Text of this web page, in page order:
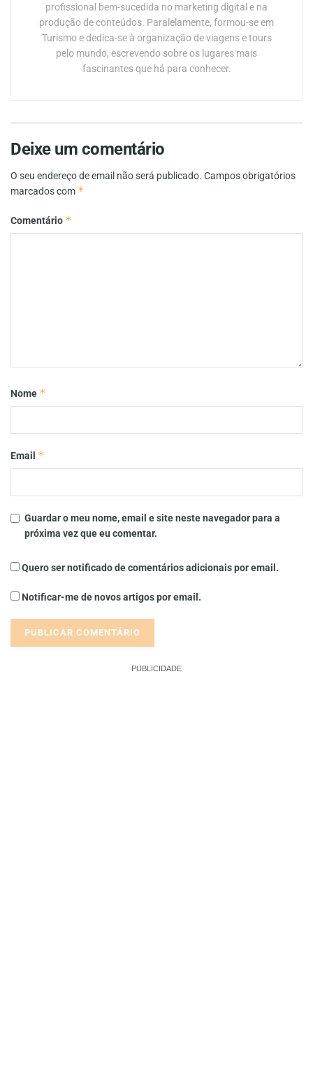
profissional bem-sucedida no marketing digital e na
produção de conteúdos. Paralelamente, formou-se em
Turismo e dedica-se à organização de viagens e tours
pelo mundo, escrevendo sobre os lugares mais
fascinantes que há para conhecer.
Deixe um comentário
O seu endereço de email não será publicado. Campos obrigatórios
marcados com *
Comentário *
Nome *
Email *
Guardar o meu nome, email e site neste navegador para a
próxima vez que eu comentar.
Quero ser notificado de comentários adicionais por email.
Notificar-me de novos artigos por email.
PUBLICIDADE